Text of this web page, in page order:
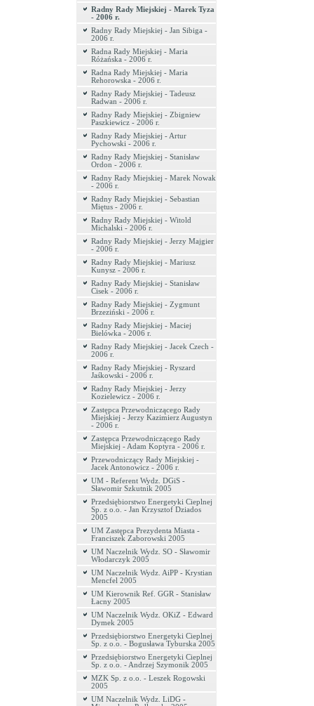
Radny Rady Miejskiej - Marek Tyza
- 2006 r.
Radny Rady Miejskiej - Jan Sibiga -
2006 r.
Radna Rady Miejskiej - Maria
Różańska - 2006 r.
Radna Rady Miejskiej - Maria
Rehorowska - 2006 r.
Radny Rady Miejskiej - Tadeusz
Radwan - 2006 r.
Radny Rady Miejskiej - Zbigniew
Paszkiewicz - 2006 r.
Radny Rady Miejskiej - Artur
Pychowski - 2006 r.
Radny Rady Miejskiej - Stanisław
Ordon - 2006 r.
Radny Rady Miejskiej - Marek Nowak
- 2006 r.
Radny Rady Miejskiej - Sebastian
Miętus - 2006 r.
Radny Rady Miejskiej - Witold
Michalski - 2006 r.
Radny Rady Miejskiej - Jerzy Majgier
- 2006 r.
Radny Rady Miejskiej - Mariusz
Kunysz - 2006 r.
Radny Rady Miejskiej - Stanisław
Cisek - 2006 r.
Radny Rady Miejskiej - Zygmunt
Brzeziński - 2006 r.
Radny Rady Miejskiej - Maciej
Bielówka - 2006 r.
Radny Rady Miejskiej - Jacek Czech -
2006 r.
Radny Rady Miejskiej - Ryszard
Jaśkowski - 2006 r.
Radny Rady Miejskiej - Jerzy
Kozielewicz - 2006 r.
Zastępca Przewodniczącego Rady
Miejskiej - Jerzy Kazimierz Augustyn
- 2006 r.
Zastępca Przewodniczącego Rady
Miejskiej - Adam Koptyra - 2006 r.
Przewodniczący Rady Miejskiej -
Jacek Antonowicz - 2006 r.
UM - Referent Wydz. DGiS -
Sławomir Szkutnik 2005
Przedsiębiorstwo Energetyki Cieplnej
Sp. z o.o. - Jan Krzysztof Dziados
2005
UM Zastępca Prezydenta Miasta -
Franciszek Zaborowski 2005
UM Naczelnik Wydz. SO - Sławomir
Włodarczyk 2005
UM Naczelnik Wydz. AiPP - Krystian
Mencfel 2005
UM Kierownik Ref. GGR - Stanisław
Łacny 2005
UM Naczelnik Wydz. OKiZ - Edward
Dymek 2005
Przedsiębiorstwo Energetyki Cieplnej
Sp. z o.o. - Bogusława Tyburska 2005
Przedsiębiorstwo Energetyki Cieplnej
Sp. z o.o. - Andrzej Szymonik 2005
MZK Sp. z o.o. - Leszek Rogowski
2005
UM Naczelnik Wydz. LiDG -